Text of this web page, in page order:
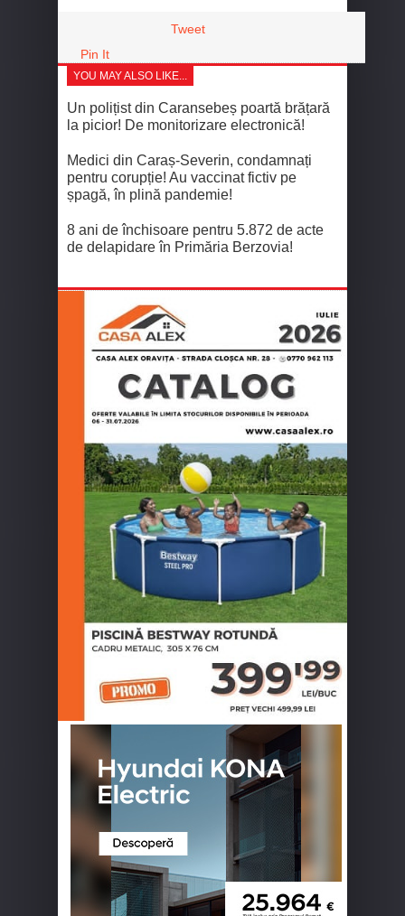
Tweet
Pin It
YOU MAY ALSO LIKE...
Un polițist din Caransebeș poartă brățară
la picior! De monitorizare electronică!
Medici din Caraș-Severin, condamnați
pentru corupție! Au vaccinat fictiv pe
șpagă, în plină pandemie!
8 ani de închisoare pentru 5.872 de acte
de delapidare în Primăria Berzovia!